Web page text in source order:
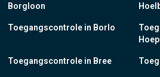
Borgloon
Toegangscontrole in Borlo
Toegangscontrole in Bree